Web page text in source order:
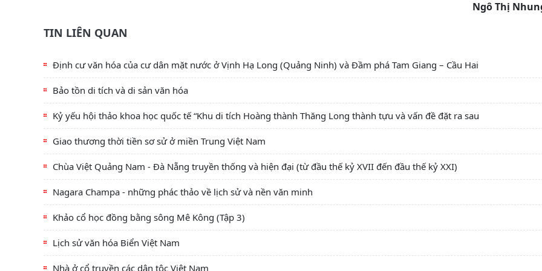
Ngô Thị
TIN LIÊN QUAN
Định cư văn hóa của cư dân mặt nước ở Vịnh Hạ Long (Quảng Ninh) và Đầm phá Tam Giang – Cầu Hai
Bảo tồn di tích và di sản văn hóa
Kỷ yếu hội thảo khoa học quốc tế “Khu di tích Hoàng thành Thăng Long thành tựu và vấn đề đặt ra sau
Giao thương thời tiền sơ sử ở miền Trung Việt Nam
Chùa Việt Quảng Nam - Đà Nẵng truyền thống và hiện đại (từ đầu thế kỷ XVII đến đầu thế kỷ XXI)
Nagara Champa - những phác thảo về lịch sử và nền văn minh
Khảo cổ học đồng bằng sông Mê Kông (Tập 3)
Lịch sử văn hóa Biển Việt Nam
Nhà ở cổ truyền các dân tộc Việt Nam